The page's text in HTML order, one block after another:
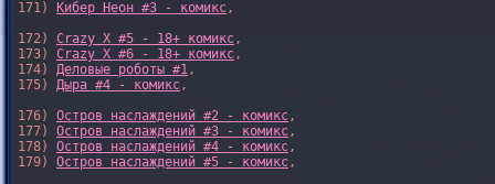
171) Кибер Неон #3 - комикс,
172) Crazy X #5 - 18+ комикс,
173) Crazy X #6 - 18+ комикс,
174) Деловые роботы #1,
175) Дыра #4 - комикс,
176) Остров наслаждений #2 - комикс,
177) Остров наслаждений #3 - комикс,
178) Остров наслаждений #4 - комикс,
179) Остров наслаждений #5 - комикс,